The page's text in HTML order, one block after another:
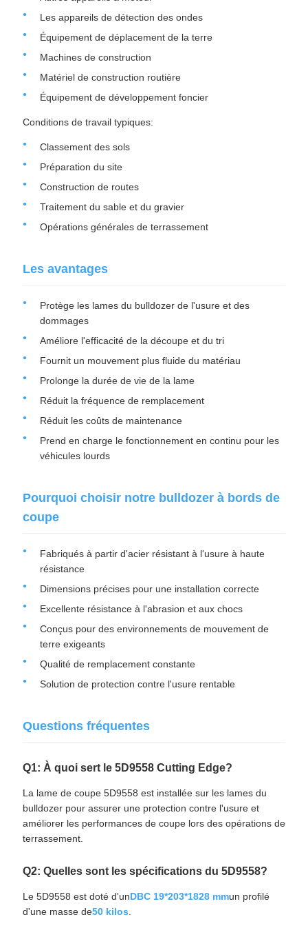
Les appareils de détection des ondes
Équipement de déplacement de la terre
Machines de construction
Matériel de construction routière
Équipement de développement foncier
Conditions de travail typiques:
Classement des sols
Préparation du site
Construction de routes
Traitement du sable et du gravier
Opérations générales de terrassement
Les avantages
Protège les lames du bulldozer de l'usure et des
dommages
Améliore l'efficacité de la découpe et du tri
Fournit un mouvement plus fluide du matériau
Prolonge la durée de vie de la lame
Réduit la fréquence de remplacement
Réduit les coûts de maintenance
Prend en charge le fonctionnement en continu pour les
véhicules lourds
Pourquoi choisir notre bulldozer à bords de
coupe
Fabriqués à partir d'acier résistant à l'usure à haute
résistance
Dimensions précises pour une installation correcte
Excellente résistance à l'abrasion et aux chocs
Conçus pour des environnements de mouvement de
terre exigeants
Qualité de remplacement constante
Solution de protection contre l'usure rentable
Questions fréquentes
Q1: À quoi sert le 5D9558 Cutting Edge?
La lame de coupe 5D9558 est installée sur les lames du
bulldozer pour assurer une protection contre l'usure et
améliorer les performances de coupe lors des opérations de
terrassement.
Q2: Quelles sont les spécifications du 5D9558?
Le 5D9558 est doté d'unDBC 19*203*1828 mmun profilé
d'une masse de50 kilos